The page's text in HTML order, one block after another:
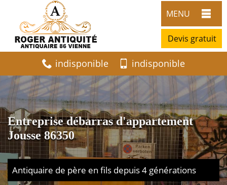
MENU
Devis gratuit
indisponible indisponible
Entreprise débarras d'appartement
Jousse 86350
Antiquaire de père en fils depuis 4 générations